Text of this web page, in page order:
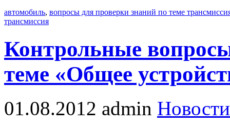
автомобиль, вопросы для проверки знаний по теме
трансмиссия
Контрольные
теме «Общее
01.08.2012 admin Новости